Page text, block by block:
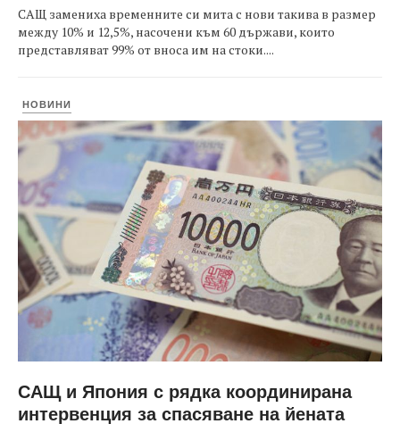
САЩ замениха временните си мита с нови такива в размер
между 10% и 12,5%, насочени към 60 държави, които
представляват 99% от вноса им на стоки....
НОВИНИ
САЩ и Япония с рядка координирана
интервенция за спасяване на йената